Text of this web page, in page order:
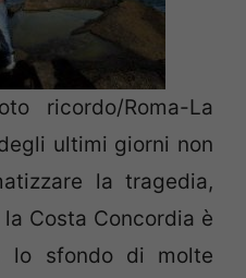
ricordo/Roma-La
ultimi giorni non
la tragedia,
Costa Concordia è
lo sfondo di molte